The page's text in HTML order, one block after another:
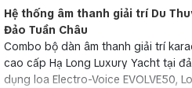
Hệ thống âm thanh giải trí Du
Đảo Tuần Châu
Combo bộ dàn âm thanh giải trí
cao cấp Hạ Long Luxury Yacht tại
dụng loa Electro-Voice EVOLVE50,